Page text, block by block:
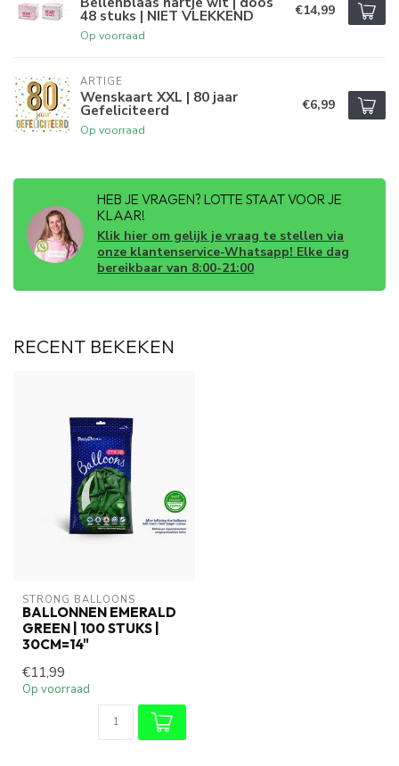
48 stuks | NIET VLEKKEND
Op voorraad
€14,99
ARTIGE
Wenskaart XXL | 80 jaar
Gefeliciteerd
Op voorraad
€6,99
HEB JE VRAGEN? LOTTE STAAT VOOR JE
KLAAR!
Klik hier om gelijk je vraag te stellen via
onze klantenservice-Whatsapp! Elke dag
bereikbaar van 8:00-21:00
RECENT BEKEKEN
STRONG BALLOONS
BALLONNEN EMERALD
GREEN | 100 STUKS |
30CM=14"
€11,99
Op voorraad